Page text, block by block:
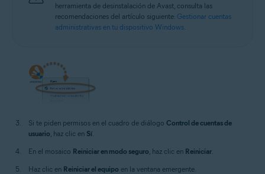
herramienta de desinstalación de Avast, consulta las
recomendaciones del artículo siguiente: Gestionar cuentas
administrativas en tu dispositivo Windows.
Si te piden permisos en el cuadro de diálogo Control de cuentas de
usuario , haz clic en Sí
En el mosaico Reiniciar en modo seguro , haz clic en Reiniciar
Haz clic en Reiniciar el equipo en la ventana emergente.